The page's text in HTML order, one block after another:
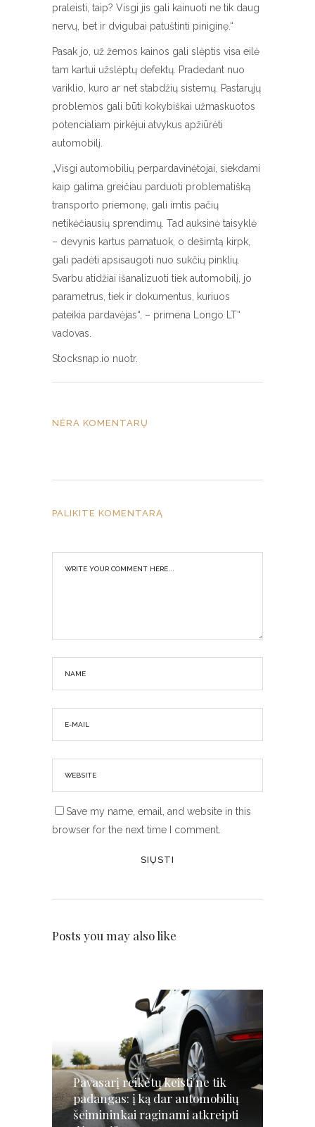
praleisti, taip? Visgi jis gali kainuoti ne tik daug
nervų, bet ir dvigubai patuštinti piniginę.“
Pasak jo, už žemos kainos gali slėptis visa eilė
tam kartui užslėptų defektų. Pradedant nuo
variklio, kuro ar net stabdžių sistemų. Pastarųjų
problemos gali būti kokybiškai užmaskuotos
potencialiam pirkėjui atvykus apžiūrėti
automobilį.
„Visgi automobilių perpardavinėtojai, siekdami
kaip galima greičiau parduoti problematišką
transporto priemonę, gali imtis pačių
netikėčiausių sprendimų. Tad auksinė taisyklė
– devynis kartus pamatuok, o dešimtą kirpk,
gali padėti apsisaugoti nuo sukčių pinklių.
Svarbu atidžiai išanalizuoti tiek automobilį, jo
parametrus, tiek ir dokumentus, kuriuos
pateikia pardavėjas“, – primena Longo LT“
vadovas.
Stocksnap.io nuotr.
NĖRA KOMENTARŲ
PALIKITE KOMENTARĄ
Save my name, email, and website in this
browser for the next time I comment.
Posts you may also like
Pavasarį reikėtų keisti ne tik
padangas: į ką dar automobilių
šeimininkai raginami atkreipti